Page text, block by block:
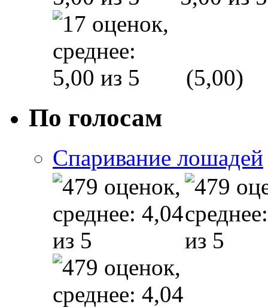
(5,00)
По голосам
Спаривание лошадей